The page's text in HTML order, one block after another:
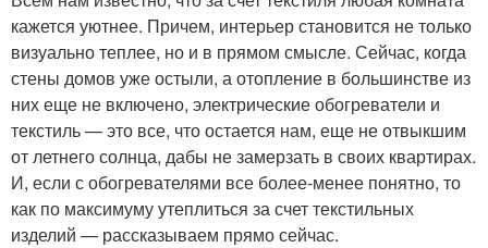
кажется уютнее. Причем, интерьер становится не только
визуально теплее, но и в прямом смысле. Сейчас, когда
стены домов уже остыли, а отопление в большинстве из
них еще не включено, электрические обогреватели и
текстиль — это все, что остается нам, еще не отвыкшим
от летнего солнца, дабы не замерзать в своих квартирах.
И, если с обогревателями все более-менее понятно, то
как по максимуму утеплиться за счет текстильных
изделий — рассказываем прямо сейчас.